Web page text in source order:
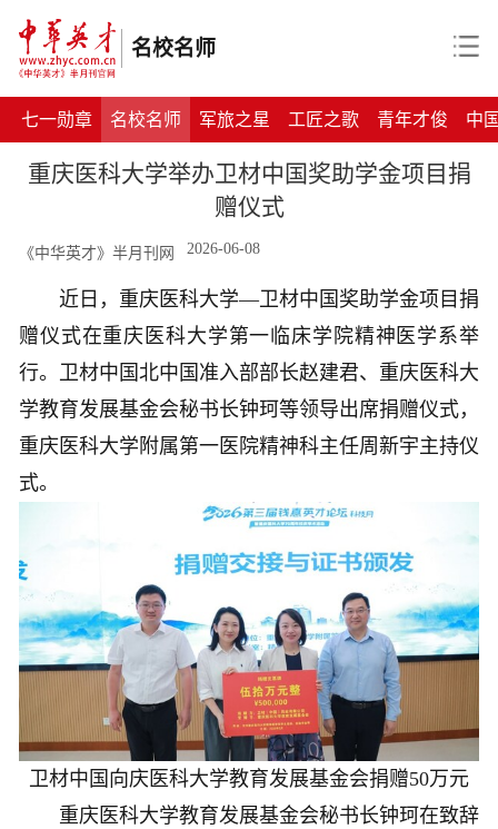
名校名师
七一勋章 名校名师 军旅之星 工匠之歌 青年才俊 中
重庆医科大学举办卫材中国奖助学金项目捐
赠仪式
《中华英才》半月刊网 2026-06-08
近日，重庆医科大学—卫材中国奖助学金项目捐
赠仪式在重庆医科大学第一临床学院精神医学系举
行。卫材中国北中国准入部部长赵建君、重庆医科大
学教育发展基金会秘书长钟珂等领导出席捐赠仪式，
重庆医科大学附属第一医院精神科主任周新宇主持仪
式。
卫材中国向庆医科大学教育发展基金会捐赠50万元
重庆医科大学教育发展基金会秘书长钟珂在致辞